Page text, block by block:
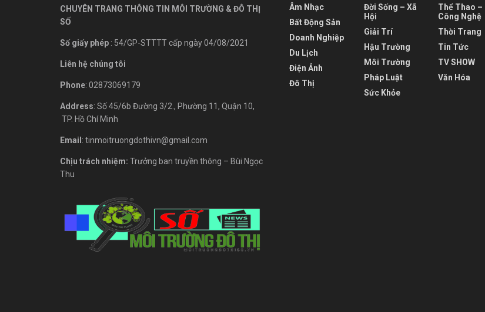
CHUYÊN TRANG THÔNG TIN MÔI TRƯỜNG & ĐÔ THỊ
SỐ
Số giấy phép : 54/GP-STTTT cấp ngày 04/08/2021
Liên hệ chúng tôi
Phone: 02873069179
Address: Số 45/6b Đường 3/2., Phường 11, Quận 10,
TP. Hồ Chí Minh
Email : tinmoitruongdothivn@gmail.com
Chịu trách nhiệm: Trưởng ban truyền thông – Bùi Ngọc
Thu
Âm Nhạc
Bất Động Sản
Doanh Nghiệp
Du Lịch
Điện Ảnh
Đô Thị
Đời Sống – Xã
Hội
Giải Trí
Hậu Trường
Môi Trường
Pháp Luật
Sức Khỏe
Thể Thao –
Công Nghệ
Thời Trang
Tin Tức
TV SHOW
Văn Hóa